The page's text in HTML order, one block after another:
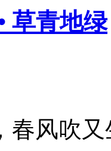
草青地绿
春风吹又